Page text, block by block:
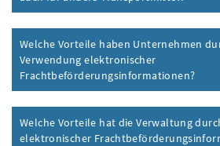
Welche Vorteile haben Unternehmen
Verwendung elektronischer
Frachtbeförderungsinformationen?
Welche Vorteile hat die Verwaltung
elektronischer